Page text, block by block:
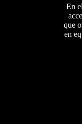
En
que
en